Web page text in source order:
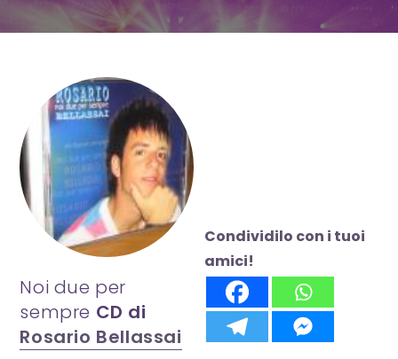
Noi due per
sempre CD di
Rosario Bellassai
Condividilo con i tuoi
amici!